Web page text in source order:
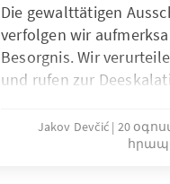
Die gewalttätigen
verfolgen wir
Besorgnis. Wir
und rufen zur
Akteure zu
friedliche
Jakov Devčić 20